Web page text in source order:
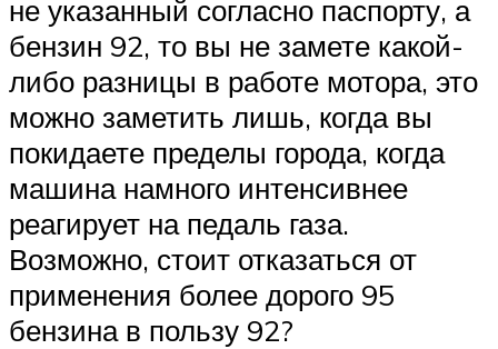
не указанный согласно паспорту, а
бензин 92, то вы не замете какой-
либо разницы в работе мотора, это
можно заметить лишь, когда вы
покидаете пределы города, когда
машина намного интенсивнее
реагирует на педаль газа.
Возможно, стоит отказаться от
применения более дорого 95
бензина в пользу 92?